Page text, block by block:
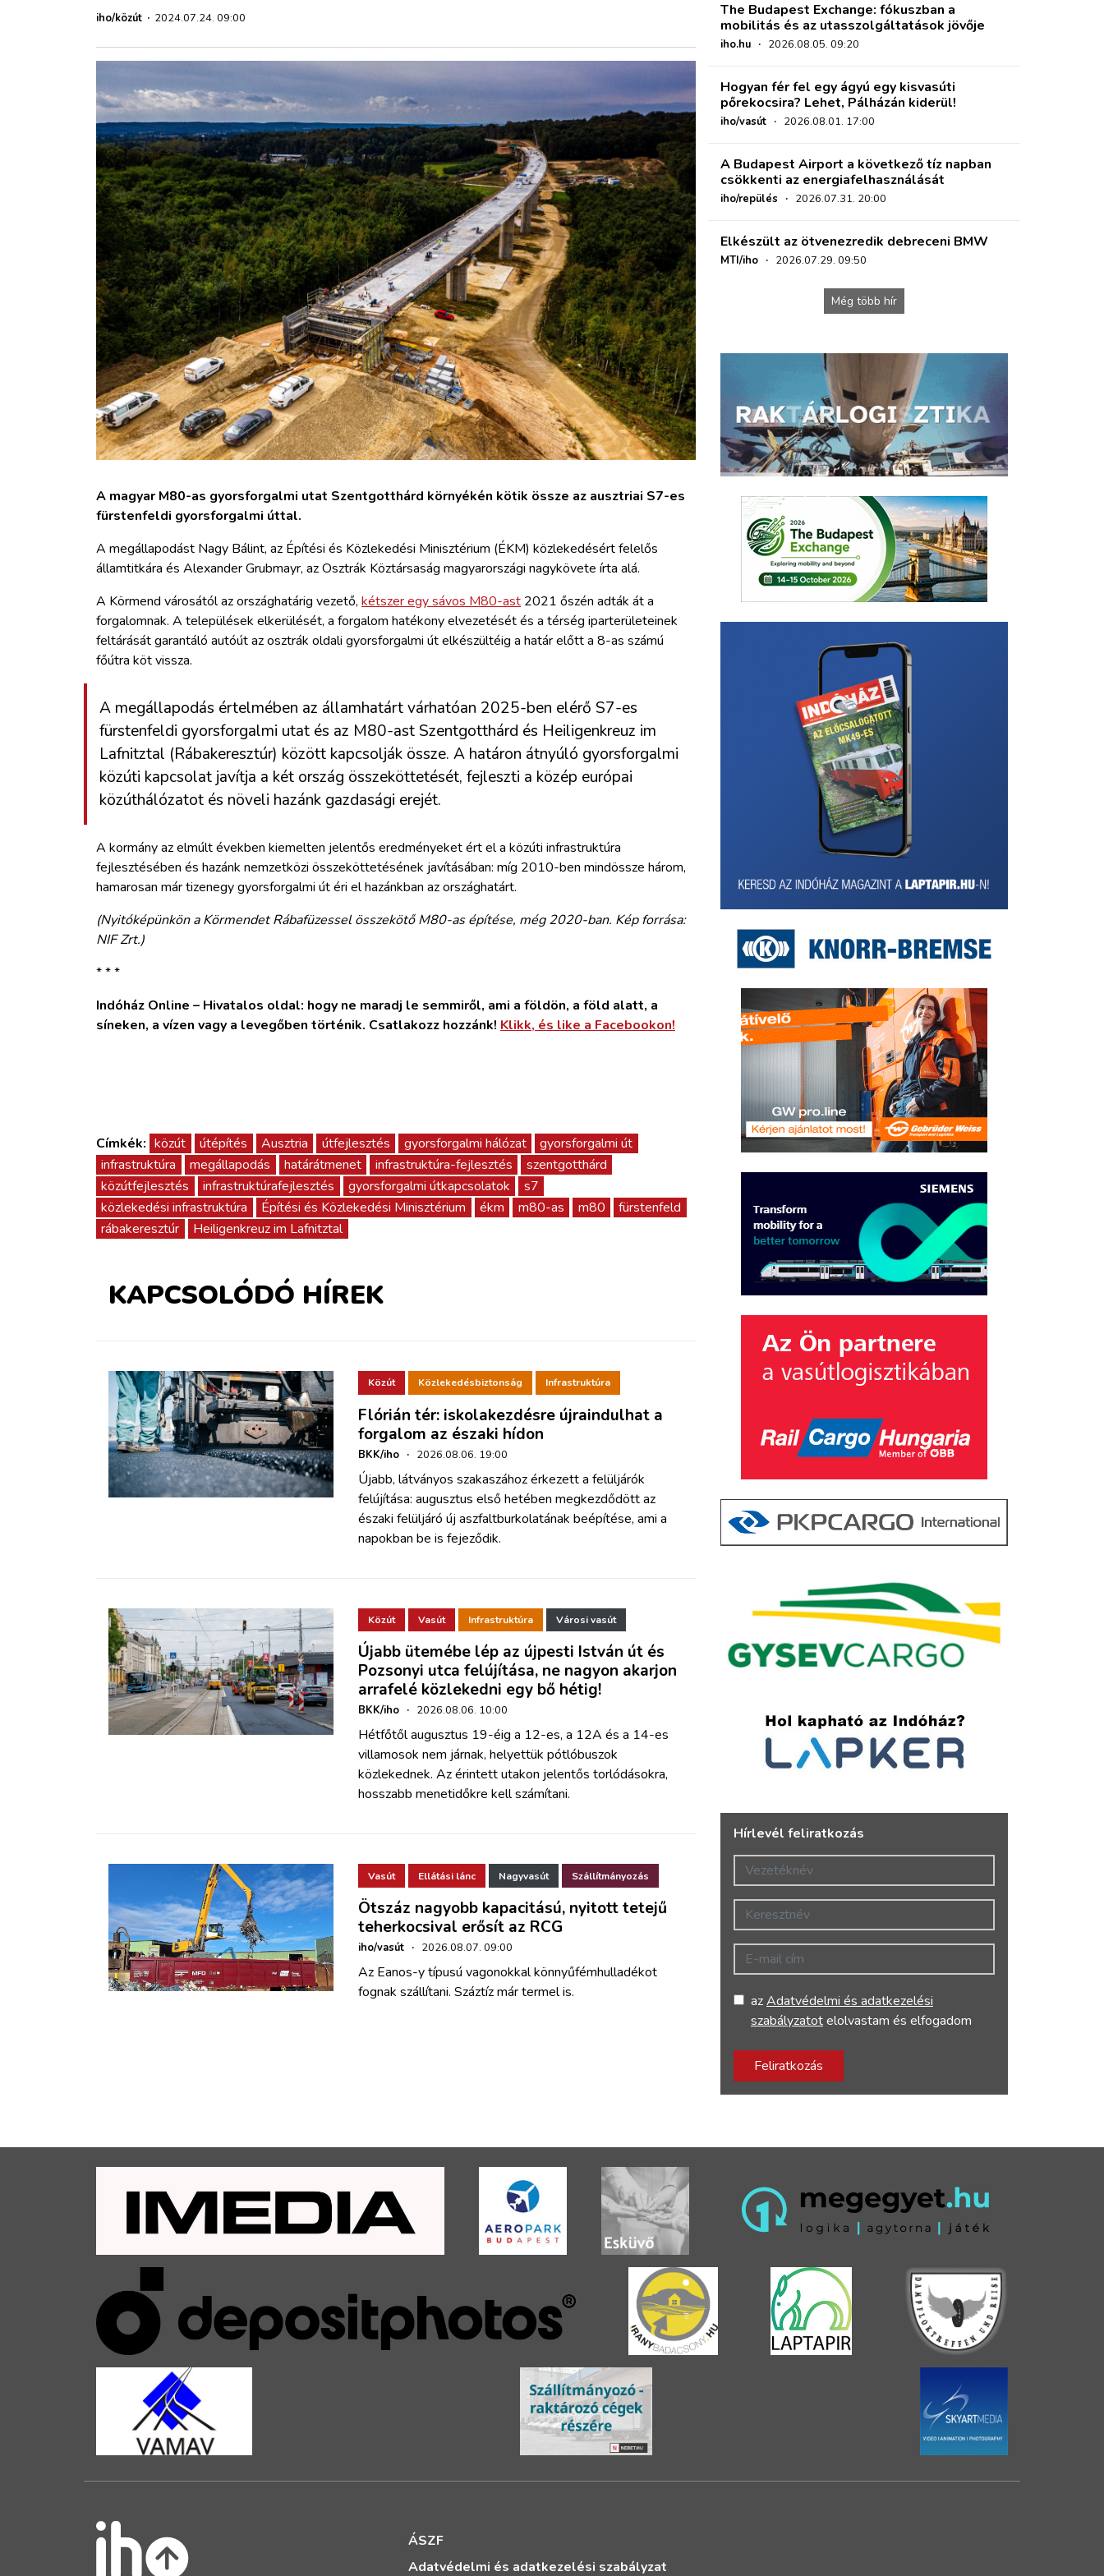
HAJÓZÁS
ARCHÍVUM
WEBSHOP
BELÉPÉS
REGISZTRÁCIÓ
iho/közút · 2024.07.24. 09:00
A magyar M80-as gyorsforgalmi utat Szentgotthárd környékén kötik össze az ausztriai S7-es
fürstenfeldi gyorsforgalmi úttal.
A megállapodást Nagy Bálint, az Építési és Közlekedési Minisztérium (ÉKM) közlekedésért felelős
államtitkára és Alexander Grubmayr, az Osztrák Köztársaság magyarországi nagykövete írta alá.
A Körmend városától az országhatárig vezető, kétszer egy sávos M80-ast 2021 őszén adták át a
forgalomnak. A települések elkerülését, a forgalom hatékony elvezetését és a térség iparterületeinek
feltárását garantáló autóút az osztrák oldali gyorsforgalmi út elkészültéig a határ előtt a 8-as számú
főútra köt vissza.
A megállapodás értelmében az államhatárt várhatóan 2025-ben elérő S7-es
fürstenfeldi gyorsforgalmi utat és az M80-ast Szentgotthárd és Heiligenkreuz im
Lafnitztal (Rábakeresztúr) között kapcsolják össze. A határon átnyúló gyorsforgalmi
közúti kapcsolat javítja a két ország összeköttetését, fejleszti a közép európai
közúthálózatot és növeli hazánk gazdasági erejét.
A kormány az elmúlt években kiemelten jelentős eredményeket ért el a közúti infrastruktúra
fejlesztésében és hazánk nemzetközi összeköttetésének javításában: míg 2010-ben mindössze három,
hamarosan már tizenegy gyorsforgalmi út éri el hazánkban az országhatárt.
(Nyitóképünkön a Körmendet Rábafüzessel összekötő M80-as építése, még 2020-ban. Kép forrása:
NIF Zrt.)
* * *
Indóház Online – Hivatalos oldal: hogy ne maradj le semmiről, ami a földön, a föld alatt, a
síneken, a vízen vagy a levegőben történik. Csatlakozz hozzánk! Klikk, és like a Facebookon!
Címkék: közút útépítés Ausztria útfejlesztés gyorsforgalmi hálózat
gyorsforgalmi út
infrastruktúra
megállapodás határátmenet infrastruktúra-fejlesztés
szentgotthárd
közútfejlesztés
infrastruktúrafejlesztés gyorsforgalmi útkapcsolatok
s7
közlekedési infrastruktúra
Építési és Közlekedési Minisztérium ékm m80-as m80
fürstenfeld
rábakeresztúr
Heiligenkreuz im Lafnitztal
KAPCSOLÓDÓ HÍREK
Közút Közlekedésbiztonság Infrastruktúra
Flórián tér: iskolakezdésre újraindulhat a
forgalom az északi hídon
BKK/iho · 2026.08.06. 19:00
Újabb, látványos szakaszához érkezett a felüljárók
felújítása: augusztus első hetében megkezdődött az
északi felüljáró új aszfaltburkolatának beépítése, ami a
napokban be is fejeződik.
Közút Vasút Infrastruktúra Városi vasút
Újabb ütemébe lép az újpesti István út és
Pozsonyi utca felújítása, ne nagyon akarjon
arrafelé közlekedni egy bő hétig!
BKK/iho · 2026.08.06. 10:00
Hétfőtől augusztus 19-éig a 12-es, a 12A és a 14-es
villamosok nem járnak, helyettük pótlóbuszok
közlekednek. Az érintett utakon jelentős torlódásokra,
hosszabb menetidőkre kell számítani.
Vasút Ellátási lánc Nagyvasút Szállítmányozás
Ötszáz nagyobb kapacitású, nyitott tetejű
teherkocsival erősít az RCG
iho/vasút · 2026.08.07. 09:00
Az Eanos-y típusú vagonokkal könnyűfémhulladékot
fognak szállítani. Száztíz már termel is.
The Budapest Exchange: fókuszban a
mobilitás és az utasszolgáltatások jövője
iho.hu · 2026.08.05. 09:20
Hogyan fér fel egy ágyú egy kisvasúti
pőrekocsira? Lehet, Pálházán kiderül!
iho/vasút · 2026.08.01. 17:00
A Budapest Airport a következő tíz napban
csökkenti az energiafelhasználását
iho/repülés · 2026.07.31. 20:00
Elkészült az ötvenezredik debreceni BMW
MTI/iho · 2026.07.29. 09:50
Még több hír
Hírlevél feliratkozás
Vezetéknév
Keresztnév
E-mail cím
azAdatvédelmi és adatkezelési
szabályzatotelolvastam és elfogadom
Feliratkozás
ÁSZF
Adatvédelmi és adatkezelési szabályzat